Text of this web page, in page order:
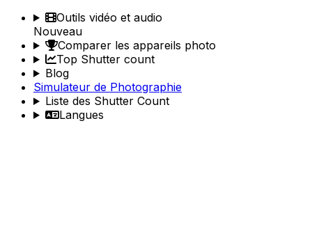
Outils vidéo et audio
Nouveau
Comparer les appareils photo
Top Shutter count
Blog
Simulateur de Photographie
Liste des Shutter Count
Langues